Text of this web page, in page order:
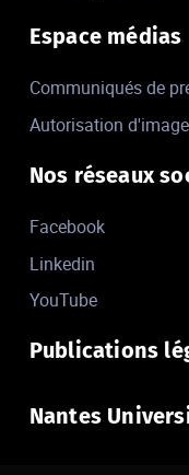
Espace médias
Communiqués de
Autorisation d'image
Nos réseaux
Facebook
Linkedin
YouTube
Publications
Nantes